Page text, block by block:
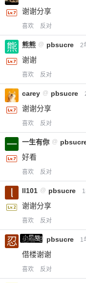
谢谢分享
喜欢 反对
熊熊 @ pbsucre 2
谢谢
喜欢 反对
carey @ pbsucre
谢谢分享
喜欢 反对
一生有你 @
好看
喜欢 反对
ll101 @ pbsucre
谢谢分享
喜欢 反对
小黑屋
忍者 @ pbsucre 1
借楼谢谢
喜欢 反对